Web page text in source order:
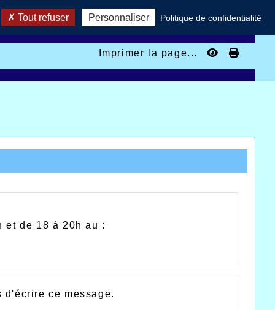
Imprimer la page...
et de 18 à 20h au :
d'écrire ce message.
Tout refuser Personnaliser Politique de confidentialité